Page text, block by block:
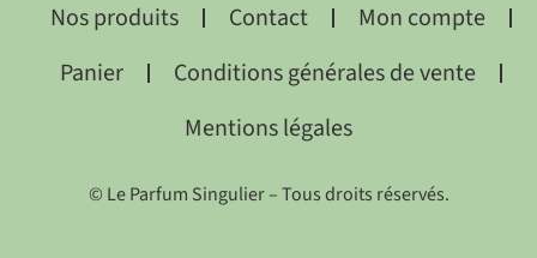
Nos produits
Contact
Mon compte
Panier
Conditions générales de vente
Mentions légales
© Le Parfum Singulier – Tous droits réservés.